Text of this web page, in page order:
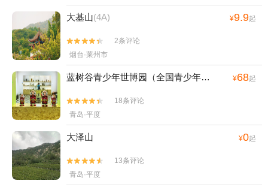
大基山(4A) ¥9.9起


2条评论
烟台·莱州市
蓝树谷青少年世博园（全国青少年社会职业体验中心） ¥68起


18条评论
青岛·平度
大泽山 ¥0起


13条评论
青岛·平度